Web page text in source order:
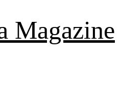
Magazine